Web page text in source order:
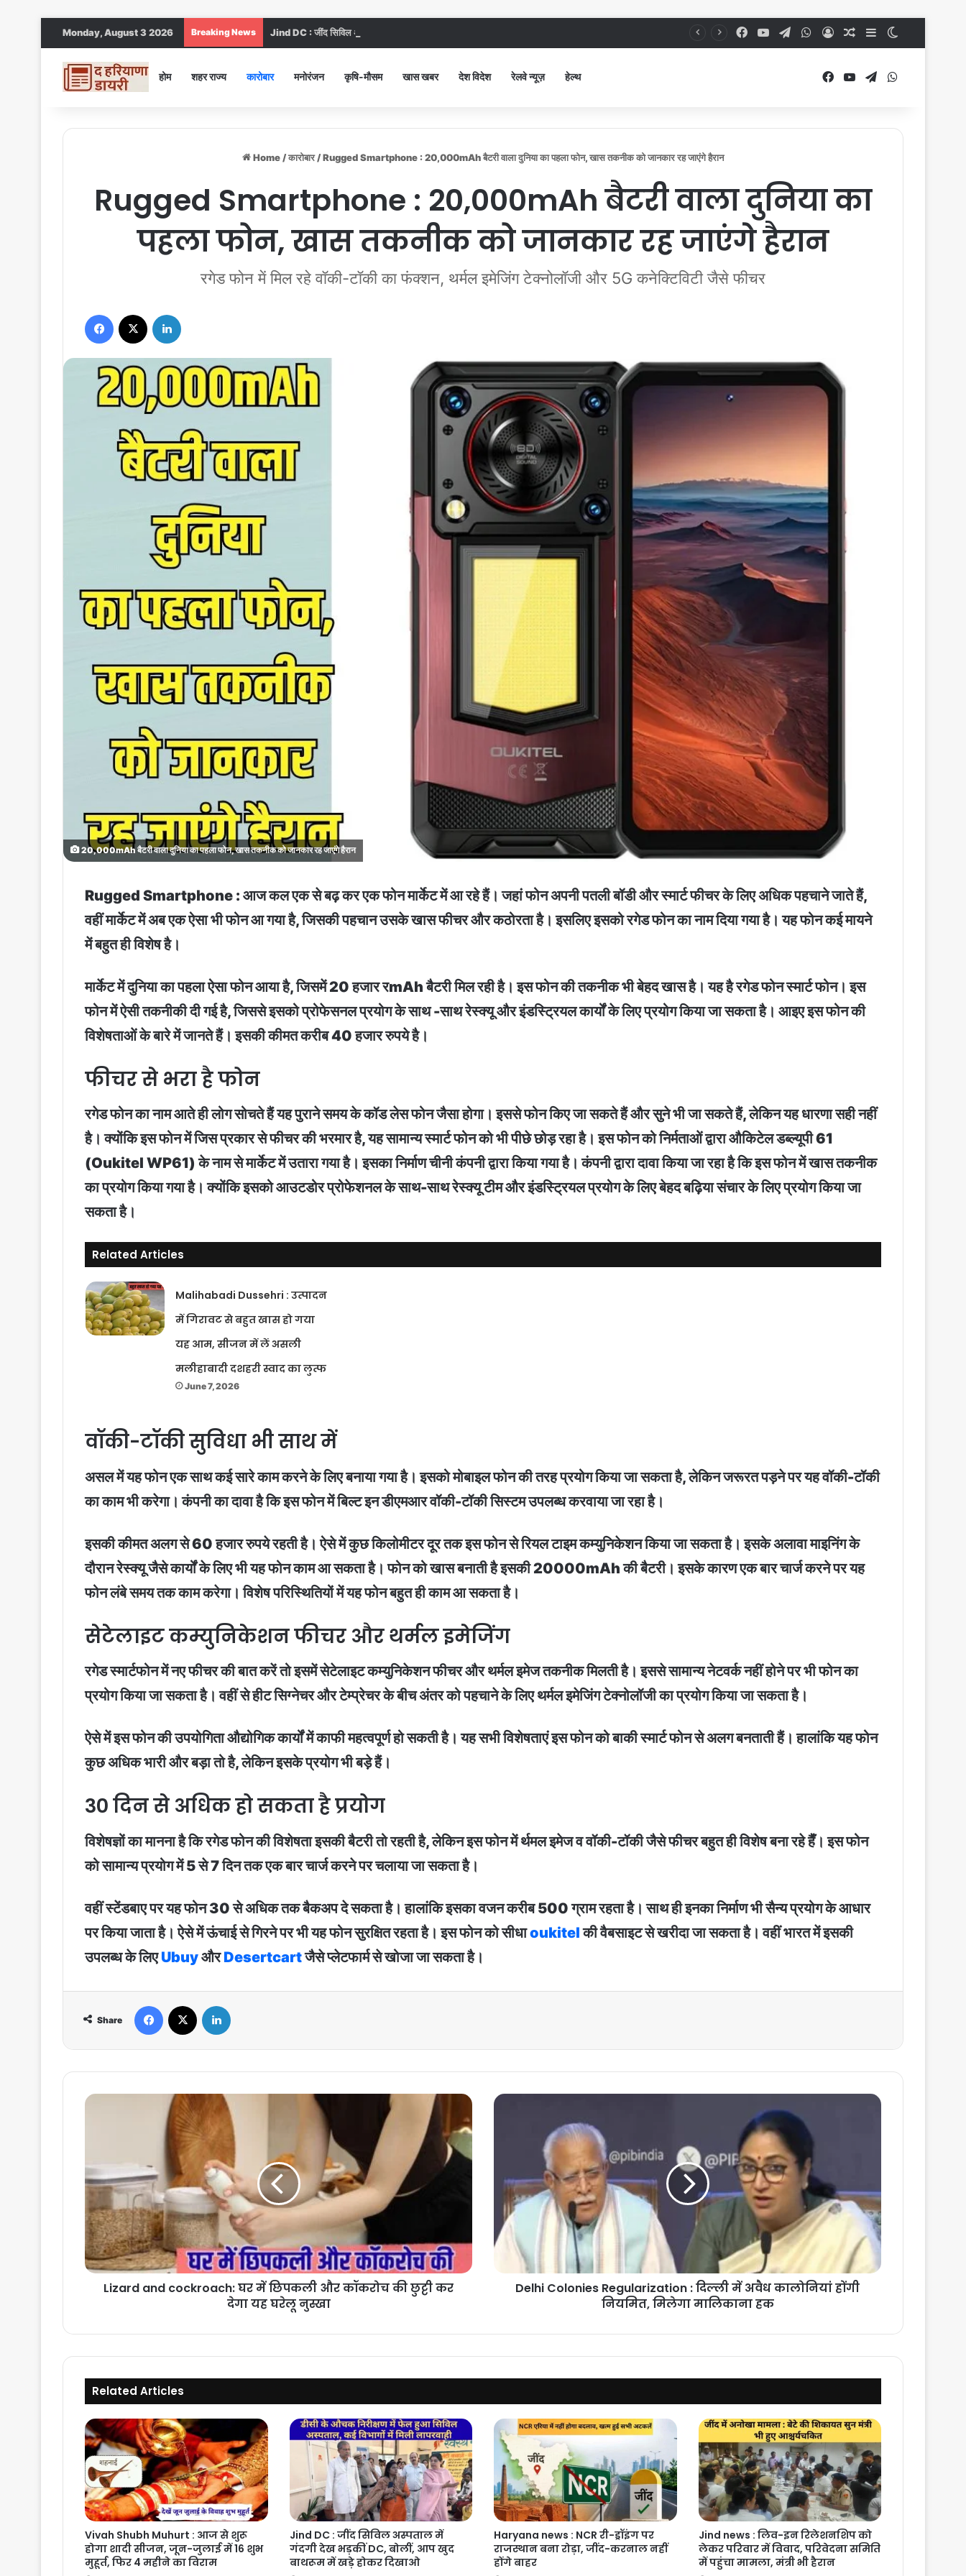
Monday, August 3 2026 Breaking News Jind DC : जींद सिविल अस्पताल में गंदगी देख भड़कीं DC, बोलीं, आप खुद बाथरूम में खड़े होकर दिखाओ Facebook
YouTubeTelegramWhatsApp
Log InRandom Article
Sidebar
होम शहर राज्य कारोबार मनोरंजन कृषि-मौसम खास खबर देश विदेश रेलवे न्यूज़ हेल्थ Facebook
YouTubeTelegram
Home /कारोबार /Rugged Smartphone : 20,000mAh बैटरी वाला दुनिया का पहला फोन, खास तकनीक को जानकार रह जाएंगे हैरान
Rugged Smartphone : 20,000mAh बैटरी वाला दुनिया का
पहला फोन, खास तकनीक को जानकार रह जाएंगे हैरान
रगेड फोन में मिल रहे वॉकी-टॉकी का फंक्शन, थर्मल इमेजिंग टेक्नोलॉजी और 5G कनेक्टिविटी जैसे फीचर
Facebook
20,000mAh बैटरी वाला दुनिया का पहला फोन, खास तकनीक को जानकार रह जाएंगे हैरान
Rugged Smartphone : आज कल एक से बढ़ कर एक फोन मार्केट में आ रहे हैं। जहां फोन अपनी पतली बॉडी और स्मार्ट फीचर के लिए अधिक पहचाने जाते हैं,
वहीं मार्केट में अब एक ऐसा भी फोन आ गया है, जिसकी पहचान उसके खास फीचर और कठोरता है। इसलिए इसको रगेड फोन का नाम दिया गया है। यह फोन कई मायने
में बहुत ही विशेष है।
मार्केट में दुनिया का पहला ऐसा फोन आया है, जिसमें 20 हजार रmAh बैटरी मिल रही है। इस फोन की तकनीक भी बेहद खास है। यह है रगेड फोन स्मार्ट फोन। इस
फोन में ऐसी तकनीकी दी गई है, जिससे इसको प्रोफेसनल प्रयोग के साथ -साथ रेस्क्यू और इंडस्ट्रियल कार्यों के लिए प्रयोग किया जा सकता है। आइए इस फोन की
विशेषताओं के बारे में जानते हैं। इसकी कीमत करीब 40 हजार रुपये है।
फीचर से भरा है फोन
रगेड फोन का नाम आते ही लोग सोचते हैं यह पुराने समय के कॉड लेस फोन जैसा होगा। इससे फोन किए जा सकते हैं और सुने भी जा सकते हैं, लेकिन यह धारणा सही नहीं
है। क्योंकि इस फोन में जिस प्रकार से फीचर की भरमार है, यह सामान्य स्मार्ट फोन को भी पीछे छोड़ रहा है। इस फोन को निर्मताओं द्वारा औकिटेल डब्ल्यूपी 61
(Oukitel WP61) के नाम से मार्केट में उतारा गया है। इसका निर्माण चीनी कंपनी द्वारा किया गया है। कंपनी द्वारा दावा किया जा रहा है कि इस फोन में खास तकनीक
का प्रयोग किया गया है। क्योंकि इसको आउटडोर प्रोफेशनल के साथ-साथ रेस्क्यू टीम और इंडस्ट्रियल प्रयोग के लिए बेहद बढ़िया संचार के लिए प्रयोग किया जा
सकता है।
Related Articles
Malihabadi Dussehri : उत्पादन
में गिरावट से बहुत खास हो गया
यह आम, सीजन में लें असली
मलीहाबादी दशहरी स्वाद का लुत्फ
June 7, 2026
वॉकी-टॉकी सुविधा भी साथ में
असल में यह फोन एक साथ कई सारे काम करने के लिए बनाया गया है। इसको मोबाइल फोन की तरह प्रयोग किया जा सकता है, लेकिन जरूरत पड़ने पर यह वॉकी-टॉकी
का काम भी करेगा। कंपनी का दावा है कि इस फोन में बिल्ट इन डीएमआर वॉकी-टॉकी सिस्टम उपलब्ध करवाया जा रहा है।
इसकी कीमत अलग से 60 हजार रुपये रहती है। ऐसे में कुछ किलोमीटर दूर तक इस फोन से रियल टाइम कम्युनिकेशन किया जा सकता है। इसके अलावा माइनिंग के
दौरान रेस्क्यू जैसे कार्यों के लिए भी यह फोन काम आ सकता है। फोन को खास बनाती है इसकी 20000mAh की बैटरी। इसके कारण एक बार चार्ज करने पर यह
फोन लंबे समय तक काम करेगा। विशेष परिस्थितियों में यह फोन बहुत ही काम आ सकता है।
सेटेलाइट कम्युनिकेशन फीचर और थर्मल इमेजिंग
रगेड स्मार्टफोन में नए फीचर की बात करें तो इसमें सेटेलाइट कम्युनिकेशन फीचर और थर्मल इमेज तकनीक मिलती है। इससे सामान्य नेटवर्क नहीं होने पर भी फोन का
प्रयोग किया जा सकता है। वहीं से हीट सिग्नेचर और टेम्प्रेचर के बीच अंतर को पहचाने के लिए थर्मल इमेजिंग टेक्नोलॉजी का प्रयोग किया जा सकता है।
ऐसे में इस फोन की उपयोगिता औद्योगिक कार्यों में काफी महत्वपूर्ण हो सकती है। यह सभी विशेषताएं इस फोन को बाकी स्मार्ट फोन से अलग बनताती हैं। हालांकि यह फोन
कुछ अधिक भारी और बड़ा तो है, लेकिन इसके प्रयोग भी बड़े हैं।
30 दिन से अधिक हो सकता है प्रयोग
विशेषज्ञों का मानना है कि रगेड फोन की विशेषता इसकी बैटरी तो रहती है, लेकिन इस फोन में र्थमल इमेज व वॉकी-टॉकी जैसे फीचर बहुत ही विशेष बना रहे हैँ। इस फोन
को सामान्य प्रयोग में 5 से 7 दिन तक एक बार चार्ज करने पर चलाया जा सकता है।
वहीं स्टेंडबाए पर यह फोन 30 से अधिक तक बैकअप दे सकता है। हालांकि इसका वजन करीब 500 ग्राम रहता है। साथ ही इनका निर्माण भी सैन्य प्रयोग के आधार
पर किया जाता है। ऐसे में ऊंचाई से गिरने पर भी यह फोन सुरक्षित रहता है। इस फोन को सीधाoukitelकी वैबसाइट से खरीदा जा सकता है। वहीं भारत में इसकी
उपलब्ध के लिएUbuyऔरDesertcartजैसे प्लेटफार्म से खोजा जा सकता है।
Share
Facebook
Lizard
छिपकली
और
कॉकरोच
की
छुट्टी
कर
देगा
Lizard and cockroach: घर में छिपकली और कॉकरोच की छुट्टी कर
देगा यह घरेलू नुस्खा
Delhi
Regularization
अवैध
कालोनियां
होंगी
नियमित,
मिलेगा
मालिकाना
Delhi Colonies Regularization : दिल्ली में अवैध कालोनियां होंगी
नियमित, मिलेगा मालिकाना हक
Related Articles
Vivah Shubh Muhurt : आज से शुरू
होगा शादी सीजन, जून-जुलाई में 16 शुभ
मुहूर्त, फिर 4 महीने का विराम
Jind DC : जींद सिविल अस्पताल में
गंदगी देख भड़कीं DC, बोलीं, आप खुद
बाथरूम में खड़े होकर दिखाओ
Haryana news : NCR री-ड्रॉइंग पर
राजस्थान बना रोड़ा, जींद-करनाल नहीं
होंगे बाहर
Jind news : लिव-इन रिलेशनशिप को
लेकर परिवार में विवाद, परिवेदना समिति
में पहुंचा मामला, मंत्री भी हैरान